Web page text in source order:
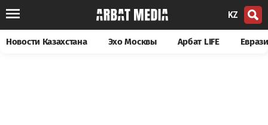
KZ
Новости Казахстана Эхо Москвы Арбат LIFE